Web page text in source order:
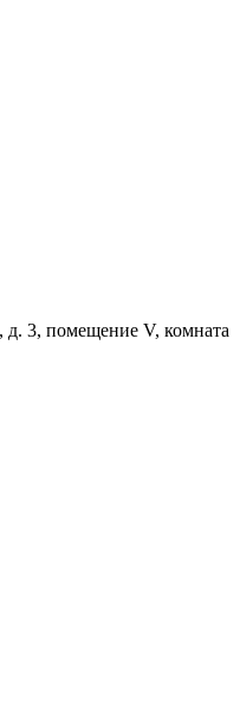
3, помещение V, комната